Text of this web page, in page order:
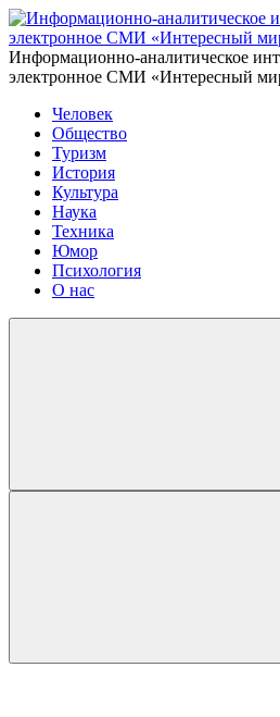
Информационно-аналитическое
электронное СМИ «Интересный
Человек
Общество
Туризм
История
Культура
Наука
Техника
Юмор
Психология
О нас